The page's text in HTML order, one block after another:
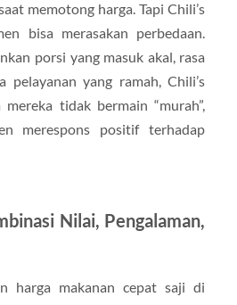
memotong harga. Tapi Chili’s
bisa merasakan perbedaan.
porsi yang masuk akal, rasa
pelayanan yang ramah, Chili’s
tidak bermain “murah”,
merespons positif terhadap
Nilai, Pengalaman,
harga makanan cepat saji di